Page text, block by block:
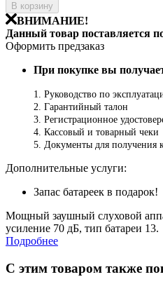
В корзину
ВНИМАНИЕ!
Данный товар поставляется
Оформить предзаказ
При покупке вы
1. Руководство по
2. Гарантийный талон
3. Регистрационное
4. Кассовый и товарный чеки
5. Документы для
Дополнительные услуги:
Запас батареек в подарок!
Мощный заушный слуховой
усиление 70 дБ, тип батареи 13.
Подробнее
С этим товаром также